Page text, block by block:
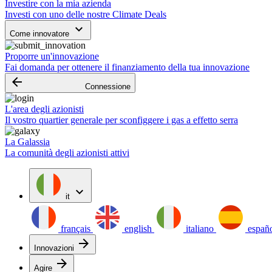
Investire con la mia azienda
Investi con uno delle nostre Climate Deals
Come innovatore keyboard_arrow_down
Proporre un'innovazione
Fai domanda per ottenere il finanziamento della tua innovazione
arrow_backward Connessione
L'area degli azionisti
Il vostro quartier generale per sconfiggere i gas a effetto serra
La Galassia
La comunità degli azionisti attivi
it expand_more
français english italiano
Innovazioni arrow_forward
Agire arrow_forward